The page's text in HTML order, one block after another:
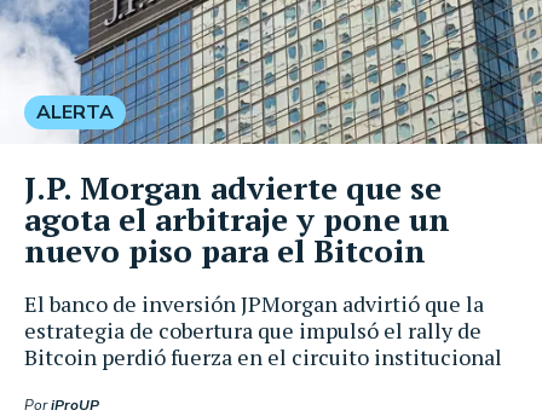
El banco de inversión JPMorgan advirtió que la
estrategia de cobertura que impulsó el rally de
Bitcoin perdió fuerza en el circuito institucional
PoriProUP
ALERTA
J.P. Morgan advierte que se
agota el arbitraje y pone un
nuevo piso para el Bitcoin